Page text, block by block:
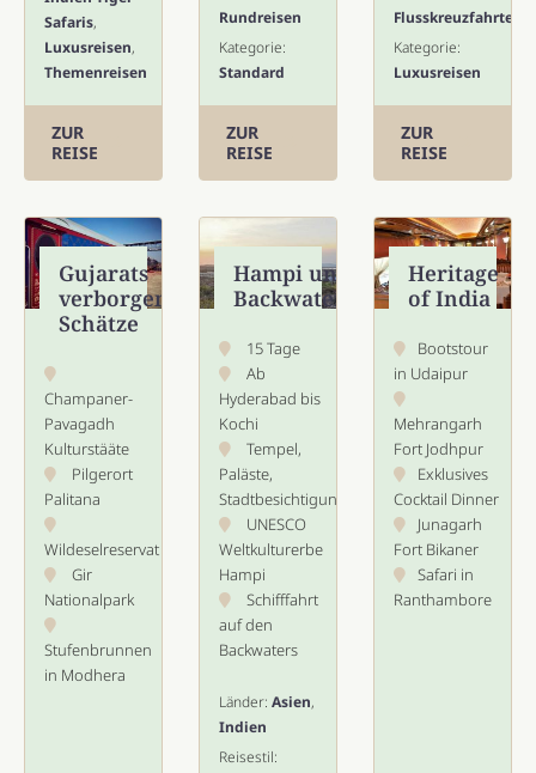
Safaris,
Luxusreisen,
Themenreisen
ZUR
REISE
Rundreisen
Kategorie:
Standard
ZUR
REISE
Flusskreuzfahrten
Kategorie:
Luxusreisen
ZUR
REISE
Gujarats
verborgene
Schätze
Champaner-
Pavagadh
Kulturstääte
Pilgerort
Palitana
Wildeselreservat
Gir
Nationalpark
Stufenbrunnen
in Modhera
Hampi und
Backwaters
15 Tage
Ab
Hyderabad bis
Kochi
Tempel,
Paläste,
Stadtbesichtigungen
UNESCO
Weltkulturerbe
Hampi
Schifffahrt
auf den
Backwaters
Länder: Asien,
Indien
Reisestil:
Heritage
of India
Bootstour
in Udaipur
Mehrangarh
Fort Jodhpur
Exklusives
Cocktail Dinner
Junagarh
Fort Bikaner
Safari in
Ranthambore